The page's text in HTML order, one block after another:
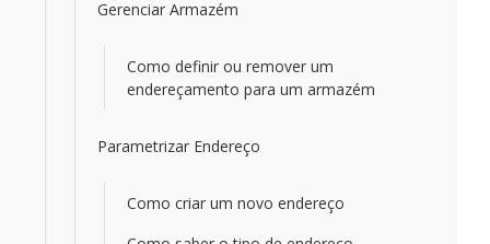
Gerenciar Armazém
Como definir ou remover um
endereçamento para um armazém
Parametrizar Endereço
Como criar um novo endereço